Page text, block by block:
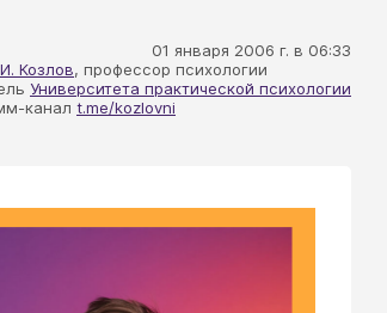
01 января 2006 г. в 06:33
Козлов, профессор психологии
Университета практической психологии
канал t.me/kozlovni